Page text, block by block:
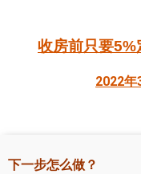
收房前只要
2022年
下一步怎么做？